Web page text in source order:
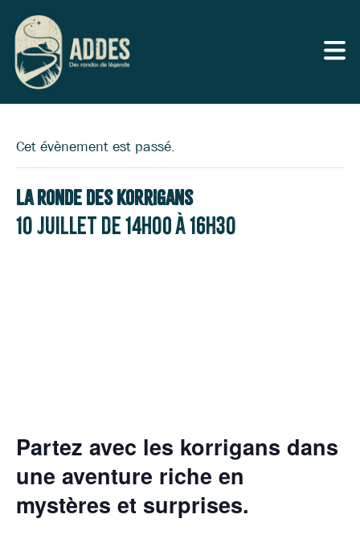
Cet évènement est passé.
La Ronde des Korrigans
10 juillet de 14h00à16h30
Partez avec les korrigans dans
une aventure riche en
mystères et surprises.